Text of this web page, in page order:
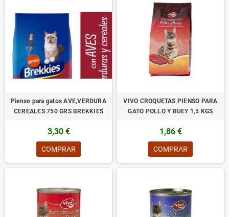
Pienso para gatos AVE,VERDURA
CEREALES 750 GRS BREKKIES
3,30 €
COMPRAR
VIVO CROQUETAS PIENSO PARA
GATO POLLO Y BUEY 1,5 KGS
1,86 €
COMPRAR